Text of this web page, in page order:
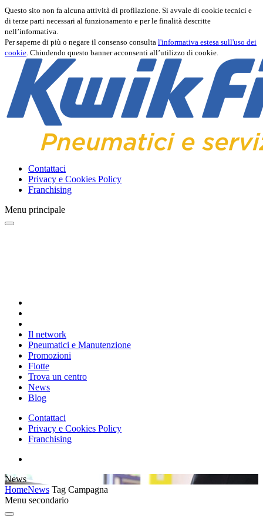
Questo sito non fa alcuna attività di profilazione. Si avvale di cookie tecnici e
di terze parti necessari al funzionamento e per le finalità descritte
nell’informativa.
Per saperne di più o negare il consenso consulta l'informativa estesa sull'uso dei
cookie. Chiudendo questo banner acconsenti all’utilizzo di cookie.
Contattaci
Privacy e Cookies Policy
Franchising
Menu principale
Il network
Pneumatici e Manutenzione
Promozioni
Flotte
Trova un centro
News
Blog
Contattaci
Privacy e Cookies Policy
Franchising
News
HomeNews Tag Campagna
Menu secondario